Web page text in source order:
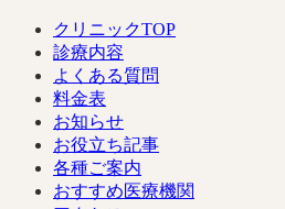
クリニックTOP
診療内容
よくある質問
料金表
お知らせ
お役立ち記事
各種ご案内
おすすめ医療機関